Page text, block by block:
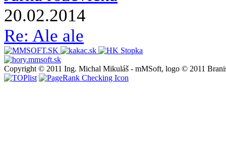
20.02.2014
Re: Ale ale
Copyright © 2011 Ing. Michal Mikuláš - mMSoft, logo © 2011